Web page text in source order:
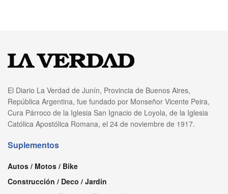
El Diario La Verdad de Junín, Provincia de Buenos Aires,
República Argentina, fue fundado por Monseñor Vicente Peira,
Cura Párroco de la Iglesia San Ignacio de Loyola, de la Iglesia
Católica Apostólica Romana, el 24 de noviembre de 1917.
Suplementos
Autos / Motos / Bike
Construcción / Deco / Jardín